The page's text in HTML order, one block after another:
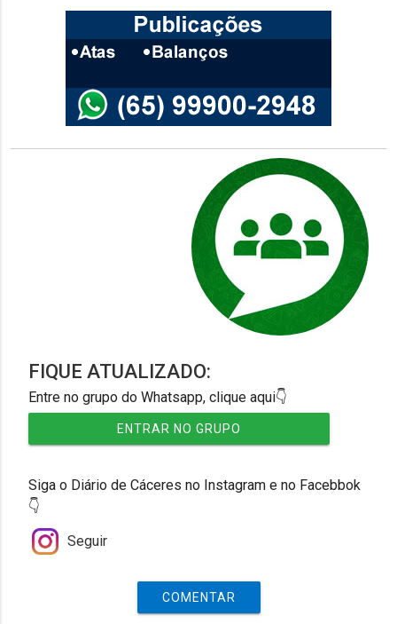
FIQUE ATUALIZADO:
Entre no grupo do Whatsapp, clique aqui👇
ENTRAR NO GRUPO
Siga o Diário de Cáceres no Instagram e no Facebbok
👇
Seguir
COMENTAR